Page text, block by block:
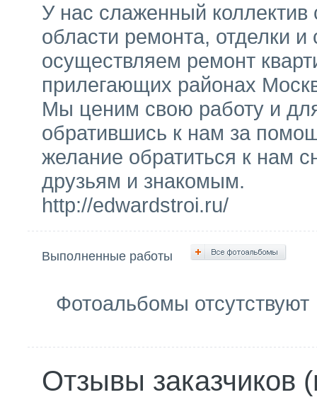
У нас слаженный
области ремонта, отделки
осуществляем ремонт
прилегающих районах
Мы ценим свою работу и
обратившись к нам за
желание обратиться к нам
друзьям и знакомым.
http://edwardstroi.ru/
Выполненные работы
Фотоальбомы отсутствуют
Отзывы заказчиков